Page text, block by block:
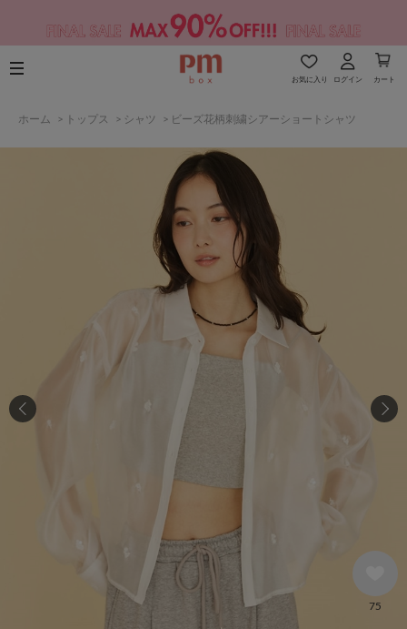
お気に入り ログイン カート
ホーム > トップス > シャツ > ビーズ花柄刺繍シアーショートシャツ
75